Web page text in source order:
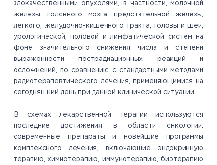
злокачественными опухолями, в частности, молочной
железы, головного мозга, предстательной железы,
легкого, желудочно-кишечного тракта, головы и шеи,
урологической, половой и лимфатической систем на
фоне значительного снижения числа и степени
выраженности пострадиационных реакций и
осложнений, по сравнению с стандартными методами
радиотерапевтического лечения, применяющимися на
сегодняшний день при данной клинической ситуации.
В схемах лекарственной терапии используются
последние достижения в области онкологии:
современные препараты и новейшие программы
комплексного лечения, включающие эндокринную
терапию, химиотерапию, иммунотерапию, биотерапию